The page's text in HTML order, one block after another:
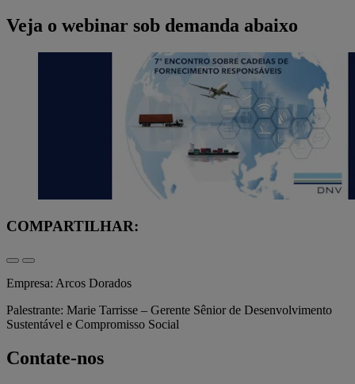
Veja o webinar sob demanda abaixo
COMPARTILHAR:
Empresa: Arcos Dorados
Palestrante: Marie Tarrisse – Gerente Sênior de Desenvolvimento
Sustentável e Compromisso Social
Contate-nos